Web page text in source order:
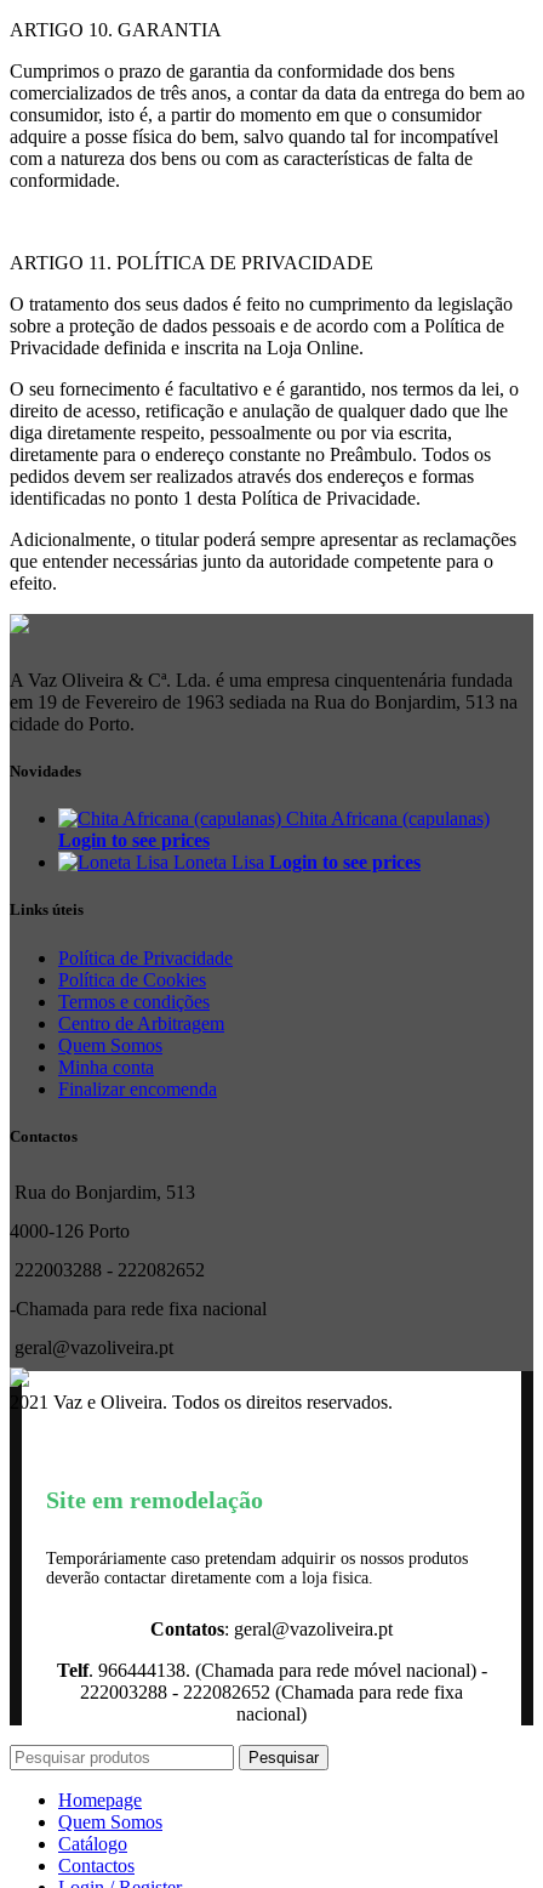
ARTIGO 10. GARANTIA
Cumprimos o prazo de garantia da conformidade dos bens
comercializados de três anos, a contar da data da entrega do bem ao
consumidor, isto é, a partir do momento em que o consumidor
adquire a posse física do bem, salvo quando tal for incompatível
com a natureza dos bens ou com as características de falta de
conformidade.
ARTIGO 11. POLÍTICA DE PRIVACIDADE
O tratamento dos seus dados é feito no cumprimento da legislação
sobre a proteção de dados pessoais e de acordo com a Política de
Privacidade definida e inscrita na Loja Online.
O seu fornecimento é facultativo e é garantido, nos termos da lei, o
direito de acesso, retificação e anulação de qualquer dado que lhe
diga diretamente respeito, pessoalmente ou por via escrita,
diretamente para o endereço constante no Preâmbulo. Todos os
pedidos devem ser realizados através dos endereços e formas
identificadas no ponto 1 desta Política de Privacidade.
Adicionalmente, o titular poderá sempre apresentar as reclamações
que entender necessárias junto da autoridade competente para o
efeito.
A Vaz Oliveira & Cª. Lda. é uma empresa cinquentenária fundada
em 19 de Fevereiro de 1963 sediada na Rua do Bonjardim, 513 na
cidade do Porto.
Novidades
Chita Africana (capulanas)
Login to see prices
Loneta Lisa Login to see prices
Links úteis
Política de Privacidade
Política de Cookies
Termos e condições
Centro de Arbitragem
Quem Somos
Minha conta
Finalizar encomenda
Contactos
Rua do Bonjardim, 513
4000-126 Porto
222003288 - 222082652
-Chamada para rede fixa nacional
geral@vazoliveira.pt
2021 Vaz e Oliveira. Todos os direitos reservados.
Site em remodelação
Temporáriamente caso pretendam adquirir os nossos produtos
deverão contactar diretamente com a loja fisica.
Contatos: geral@vazoliveira.pt
Telf. 966444138. (Chamada para rede móvel nacional) -
222003288 - 222082652 (Chamada para rede fixa
nacional)
Pesquisar
Homepage
Quem Somos
Catálogo
Contactos